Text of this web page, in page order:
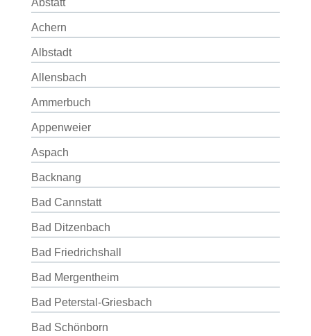
Abstatt
Achern
Albstadt
Allensbach
Ammerbuch
Appenweier
Aspach
Backnang
Bad Cannstatt
Bad Ditzenbach
Bad Friedrichshall
Bad Mergentheim
Bad Peterstal-Griesbach
Bad Schönborn